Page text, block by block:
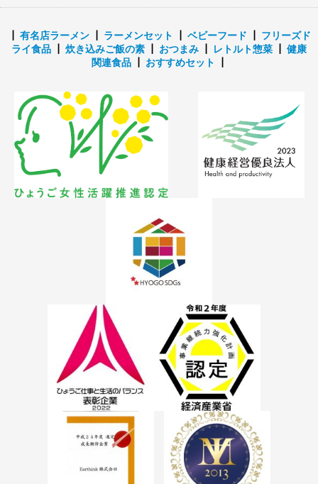
有名店ラーメン┃ ラーメンセット ベビーフード
フリーズド
ライ食品
炊き込みご飯の素 おつまみ レトルト惣菜
健康
関連食品┃ おすすめセット